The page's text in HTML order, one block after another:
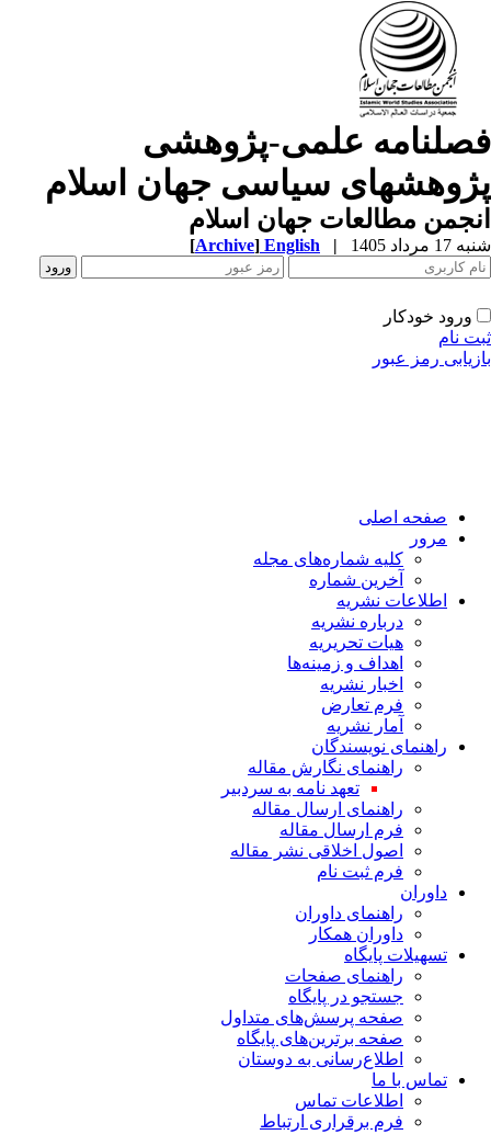
علمی-پژوهشی
سیاسی جهان اسلام
مطالعات جهان اسلام
مرداد 1405 |
English
[Archive]
ورود خودکار
نام
رمز عبور
صفحه اصلی
مرور
کلیه شماره‌های مجله
آخرین شماره
اطلاعات نشریه
درباره نشریه
هیات تحریریه
اهداف و زمینه‌ها
اخبار نشریه
فرم تعارض
آمار نشریه
راهنمای نویسندگان
راهنمای نگارش مقاله
تعهد نامه به سردبیر
راهنمای ارسال مقاله
فرم ارسال مقاله
اصول اخلاقی نشر مقاله
فرم ثبت نام
داوران
راهنمای داوران
داوران همکار
تسهیلات پایگاه
راهنمای صفحات
جستجو در پایگاه
صفحه پرسش‌های متداول
صفحه برترین‌های پایگاه
اطلاع‌رسانی به دوستان
تماس با ما
اطلاعات تماس
فرم برقراری ارتباط